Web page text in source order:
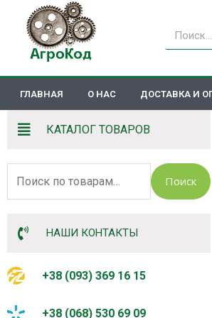
Перейти
содержимому
Поиск
ГЛАВНАЯ О НАС ДОСТАВКА И
КАТАЛОГ ТОВАРОВ
Поиск
НАШИ КОНТАКТЫ
+38 (093) 369 16 15
+38 (068) 530 69 09